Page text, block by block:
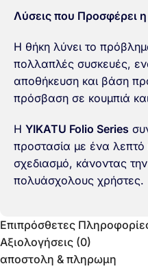
Λύσεις που Προσφέρει
Η θήκη λύνει το
πολλαπλές συσκευές,
αποθήκευση και βάση
πρόσβαση σε κουμπιά
Η YIKATU Folio Series
προστασία με ένα λεπτό
σχεδιασμό, κάνοντας την
πολυάσχολους χρήστες.
Επιπρόσθετες
Αξιολογήσεις (0)
αποστολη & πληρωμη